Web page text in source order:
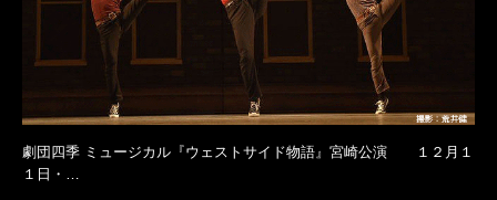
劇団四季 ミュージカル『ウェストサイド物語』宮崎公演 １２月１
１日・…